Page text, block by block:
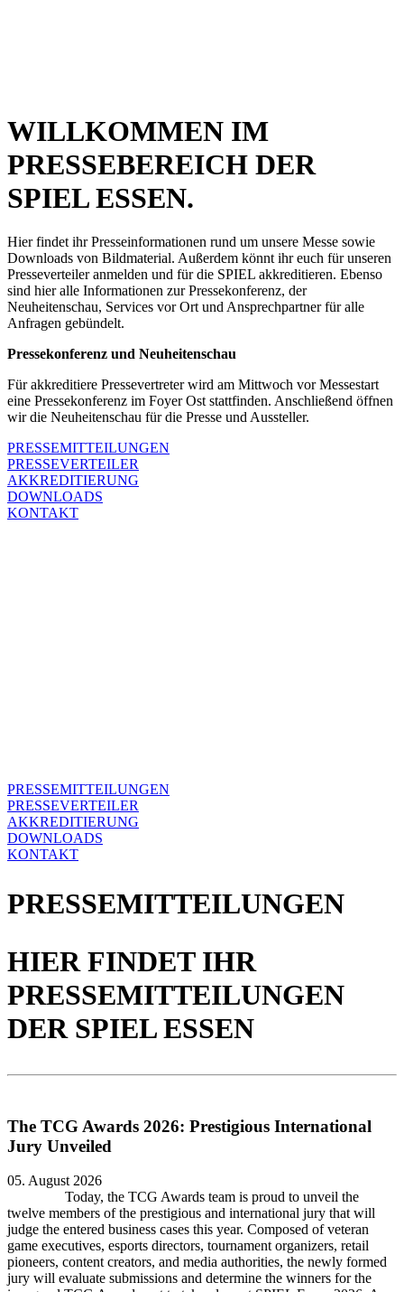
WILLKOMMEN IM
PRESSEBEREICH DER
SPIEL ESSEN.
Hier findet ihr Presseinformationen rund um unsere Messe sowie
Downloads von Bildmaterial. Außerdem könnt ihr euch für unseren
Presseverteiler anmelden und für die SPIEL akkreditieren. Ebenso
sind hier alle Informationen zur Pressekonferenz, der
Neuheitenschau, Services vor Ort und Ansprechpartner für alle
Anfragen gebündelt.
Pressekonferenz und Neuheitenschau
Für akkreditiere Pressevertreter wird am Mittwoch vor Messestart
eine Pressekonferenz im Foyer Ost stattfinden. Anschließend öffnen
wir die Neuheitenschau für die Presse und Aussteller.
PRESSEMITTEILUNGEN
PRESSEVERTEILER
AKKREDITIERUNG
DOWNLOADS
KONTAKT
PRESSEMITTEILUNGEN
PRESSEVERTEILER
AKKREDITIERUNG
DOWNLOADS
KONTAKT
PRESSEMITTEILUNGEN
HIER FINDET IHR
PRESSEMITTEILUNGEN
DER SPIEL ESSEN
The TCG Awards 2026: Prestigious International
Jury Unveiled
05. August 2026
Today, the TCG Awards team is proud to unveil the
twelve members of the prestigious and international jury that will
judge the entered business cases this year. Composed of veteran
game executives, esports directors, tournament organizers, retail
pioneers, content creators, and media authorities, the newly formed
jury will evaluate submissions and determine the winners for the